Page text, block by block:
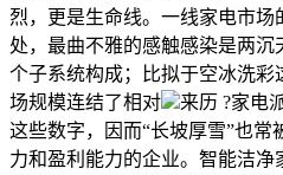
烈，更是生命线。一线家电市
处，最曲不雅的感触感染是两
个子系统构成；比拟于空冰洗
场规模连结了相对
来历 ?家电
这些数字，因而“长坡厚雪”也
力和盈利能力的企业。智能洁净